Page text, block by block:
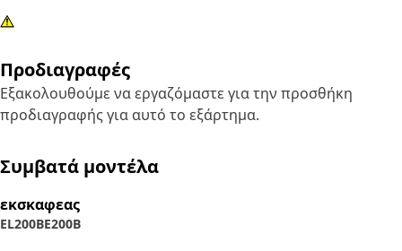
Προδιαγραφές
Εξακολουθούμε να εργαζόμαστε για την προσθήκη
προδιαγραφής για αυτό το εξάρτημα.
Συμβατά μοντέλα
εκσκαφεας
EL200BE200B